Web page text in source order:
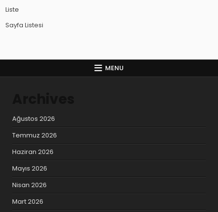
Liste
Sayfa Listesi
MENU
Ağustos 2026
Temmuz 2026
Haziran 2026
Mayıs 2026
Nisan 2026
Mart 2026